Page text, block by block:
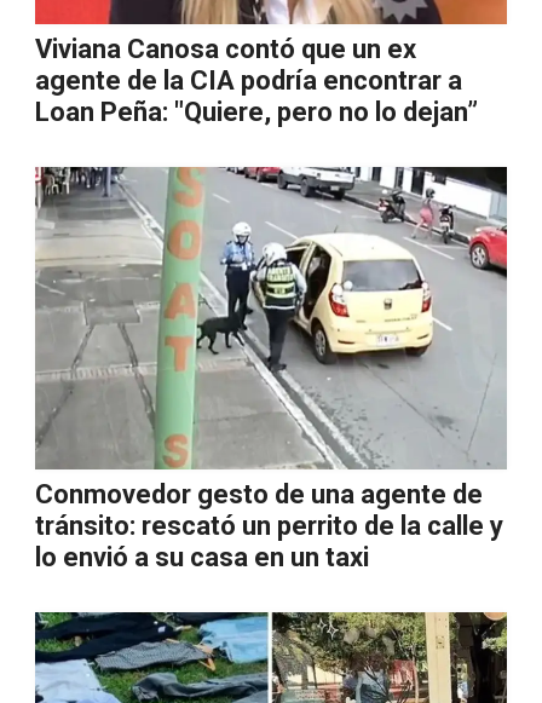
Viviana Canosa contó que un ex
agente de la CIA podría encontrar a
Loan Peña: "Quiere, pero no lo dejan”
Conmovedor gesto de una agente de
tránsito: rescató un perrito de la calle y
lo envió a su casa en un taxi